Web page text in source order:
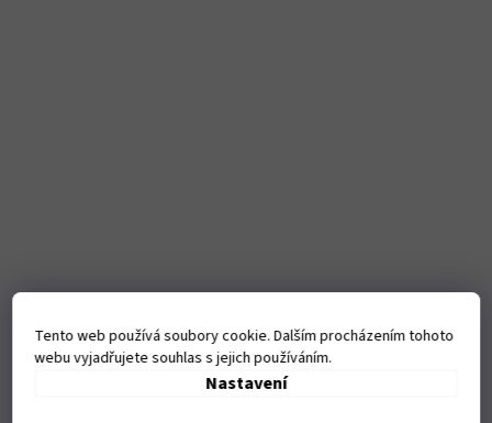
Tento web používá soubory cookie. Dalším procházením tohoto
webu vyjadřujete souhlas s jejich používáním.
Nastavení
Kapsa na krk